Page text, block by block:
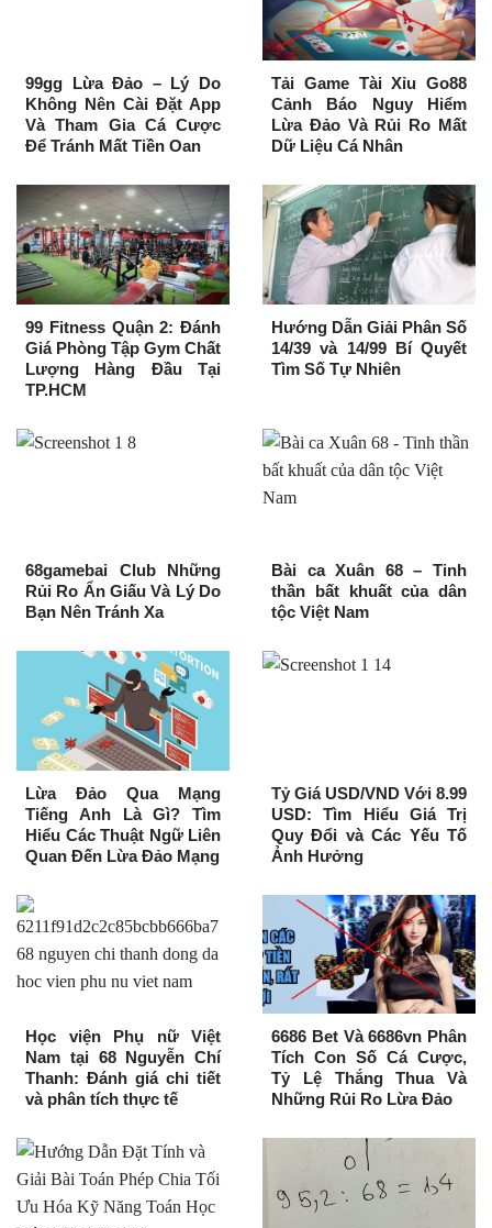
99gg Lừa Đảo – Lý Do
Không Nên Cài Đặt App
Và Tham Gia Cá Cược
Để Tránh Mất Tiền Oan
Tải Game Tài Xỉu Go88
Cảnh Báo Nguy Hiểm
Lừa Đảo Và Rủi Ro Mất
Dữ Liệu Cá Nhân
99 Fitness Quận 2: Đánh
Giá Phòng Tập Gym Chất
Lượng Hàng Đầu Tại
TP.HCM
Hướng Dẫn Giải Phân Số
14/39 và 14/99 Bí Quyết
Tìm Số Tự Nhiên
68gamebai Club Những
Rủi Ro Ẩn Giấu Và Lý Do
Bạn Nên Tránh Xa
Bài ca Xuân 68 – Tinh
thần bất khuất của dân
tộc Việt Nam
Lừa Đảo Qua Mạng
Tiếng Anh Là Gì? Tìm
Hiểu Các Thuật Ngữ Liên
Quan Đến Lừa Đảo Mạng
Tỷ Giá USD/VND Với 8.99
USD: Tìm Hiểu Giá Trị
Quy Đổi và Các Yếu Tố
Ảnh Hưởng
Học viện Phụ nữ Việt
Nam tại 68 Nguyễn Chí
Thanh: Đánh giá chi tiết
và phân tích thực tế
6686 Bet Và 6686vn Phân
Tích Con Số Cá Cược,
Tỷ Lệ Thắng Thua Và
Những Rủi Ro Lừa Đảo